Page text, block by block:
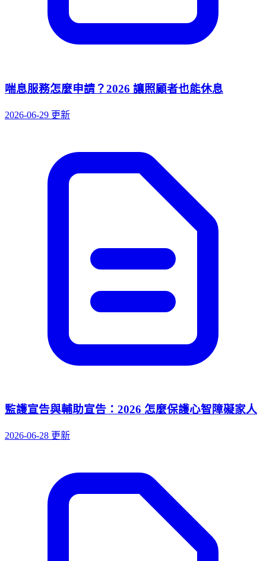
喘息服務怎麼申請？2026 讓照顧者也能休息
2026-06-29 更新
監護宣告與輔助宣告：2026 怎麼保護心智障礙家人
2026-06-28 更新